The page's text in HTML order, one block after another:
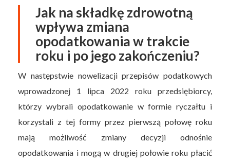
Jak na składkę zdrowotną
wpływa zmiana
opodatkowania w trakcie
roku i po jego zakończeniu?
W następstwie nowelizacji przepisów podatkowych
wprowadzonej 1 lipca 2022 roku przedsiębiorcy,
którzy wybrali opodatkowanie w formie ryczałtu i
korzystali z tej formy przez pierwszą połowę roku
mają możliwość zmiany decyzji odnośnie
opodatkowania i mogą w drugiej połowie roku płacić